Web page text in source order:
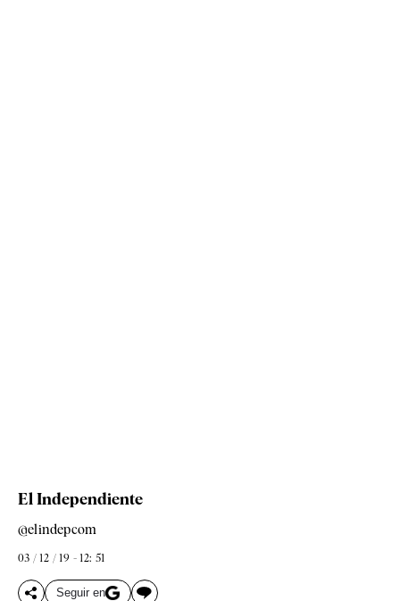
El Independiente
@elindepcom
03 / 12 / 19 - 12: 51
Seguir en